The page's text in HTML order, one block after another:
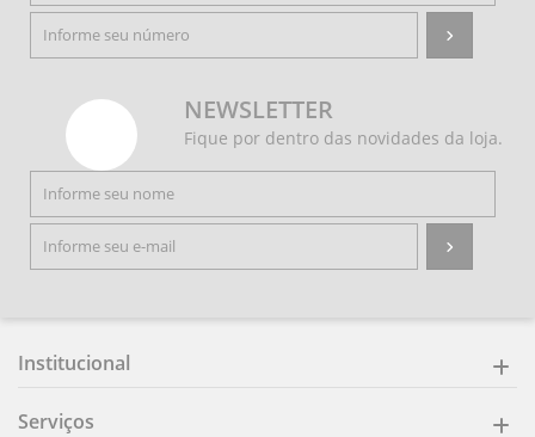
NEWSLETTER
Fique por dentro das novidades da loja.
Institucional
Serviços